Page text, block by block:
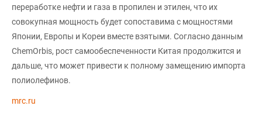
переработке нефти и газа в пропилен и этилен, что их
совокупная мощность будет сопоставима с мощностями
Японии, Европы и Кореи вместе взятыми. Согласно данным
ChemOrbis, рост самообеспеченности Китая продолжится и
дальше, что может привести к полному замещению импорта
полиолефинов.
mrc.ru